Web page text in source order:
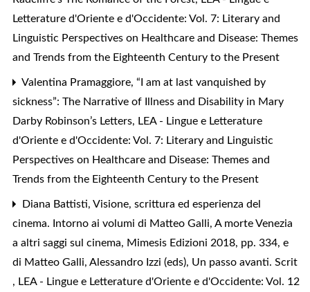
Letterature d'Oriente e d'Occidente: Vol. 7: Literary and
Linguistic Perspectives on Healthcare and Disease: Themes
and Trends from the Eighteenth Century to the Present
Valentina Pramaggiore, “I am at last vanquished by
sickness”: The Narrative of Illness and Disability in Mary
Darby Robinson’s Letters, LEA - Lingue e Letterature
d'Oriente e d'Occidente: Vol. 7: Literary and Linguistic
Perspectives on Healthcare and Disease: Themes and
Trends from the Eighteenth Century to the Present
Diana Battisti, Visione, scrittura ed esperienza del
cinema. Intorno ai volumi di Matteo Galli, A morte Venezia
a altri saggi sul cinema, Mimesis Edizioni 2018, pp. 334, e
di Matteo Galli, Alessandro Izzi (eds), Un passo avanti. Scrit
, LEA - Lingue e Letterature d'Oriente e d'Occidente: Vol. 12